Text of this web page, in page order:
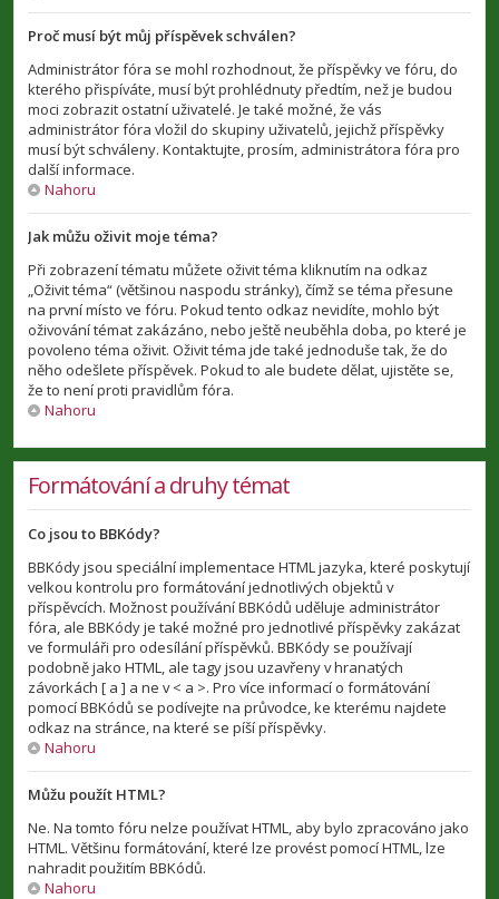
Proč musí být můj příspěvek schválen?
Administrátor fóra se mohl rozhodnout, že příspěvky ve fóru, do
kterého přispíváte, musí být prohlédnuty předtím, než je budou
moci zobrazit ostatní uživatelé. Je také možné, že vás
administrátor fóra vložil do skupiny uživatelů, jejichž příspěvky
musí být schváleny. Kontaktujte, prosím, administrátora fóra pro
další informace.
Nahoru
Jak můžu oživit moje téma?
Při zobrazení tématu můžete oživit téma kliknutím na odkaz
„Oživit téma“ (většinou naspodu stránky), čímž se téma přesune
na první místo ve fóru. Pokud tento odkaz nevidíte, mohlo být
oživování témat zakázáno, nebo ještě neuběhla doba, po které je
povoleno téma oživit. Oživit téma jde také jednoduše tak, že do
něho odešlete příspěvek. Pokud to ale budete dělat, ujistěte se,
že to není proti pravidlům fóra.
Nahoru
Formátování a druhy témat
Co jsou to BBKódy?
BBKódy jsou speciální implementace HTML jazyka, které poskytují
velkou kontrolu pro formátování jednotlivých objektů v
příspěvcích. Možnost používání BBKódů uděluje administrátor
fóra, ale BBKódy je také možné pro jednotlivé příspěvky zakázat
ve formuláři pro odesílání příspěvků. BBKódy se používají
podobně jako HTML, ale tagy jsou uzavřeny v hranatých
závorkách [ a ] a ne v < a >. Pro více informací o formátování
pomocí BBKódů se podívejte na průvodce, ke kterému najdete
odkaz na stránce, na které se píší příspěvky.
Nahoru
Můžu použít HTML?
Ne. Na tomto fóru nelze používat HTML, aby bylo zpracováno jako
HTML. Většinu formátování, které lze provést pomocí HTML, lze
nahradit použitím BBKódů.
Nahoru